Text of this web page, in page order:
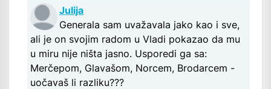
Julija
Generala sam uvažavala jako kao i sve,
ali je on svojim radom u Vladi pokazao da mu
u miru nije ništa jasno. Usporedi ga sa:
Merčepom, Glavašom, Norcem, Brodarcem -
uočavaš li razliku???